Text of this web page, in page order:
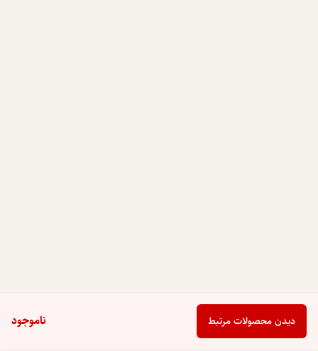
ناموجود دیدن محصولات مرتبط